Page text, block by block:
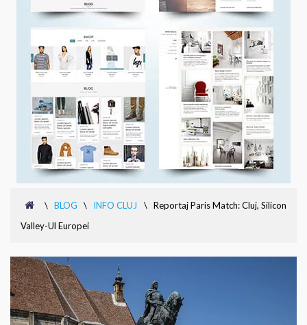
\ BLOG \ INFO CLUJ \ Reportaj Paris Match: Cluj, Silicon
Valley-Ul Europei